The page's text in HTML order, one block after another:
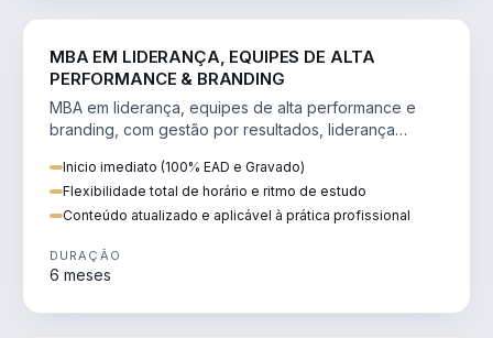
MBA EM LIDERANÇA, EQUIPES DE ALTA
PERFORMANCE & BRANDING
MBA em liderança, equipes de alta performance e
branding, com gestão por resultados, liderança
Inicio imediato (100% EAD e Gravado)
Flexibilidade total de horário e ritmo de estudo
Conteúdo atualizado e aplicável à prática profissional
DURAÇÃO
6 meses